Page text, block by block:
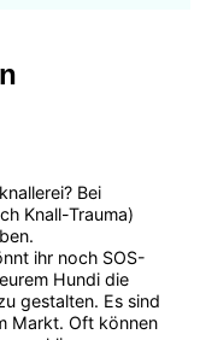
Bei
Knall-Trauma)
ihr noch SOS-
Hundi die
gestalten. Es sind
Markt. Oft können